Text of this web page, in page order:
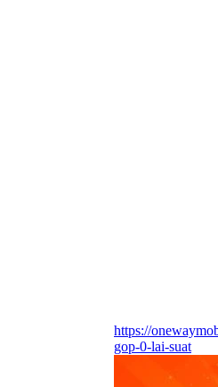
https://
gop-0-lai-suat